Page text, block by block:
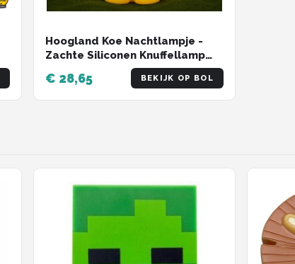
Hoogland Koe Nachtlampje -
Zachte Siliconen Knuffellamp
voor Kinderen, Dimbaar met
Timer & Oplaadbaar, Cadeau
voor Baby's Jongens & Meisjes
€ 28,65 BEKIJK OP BOL